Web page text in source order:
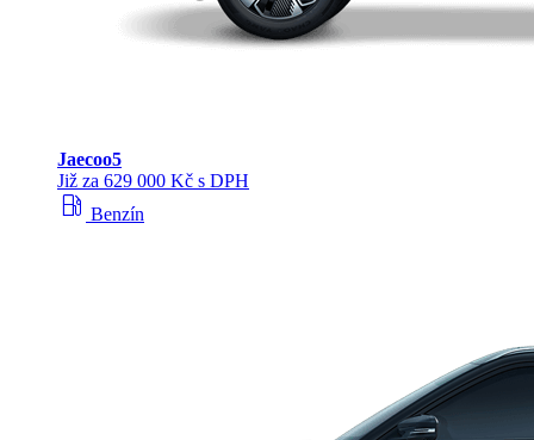
Jaecoo5
Již za 629 000 Kč s DPH
local_gas_station Benzín